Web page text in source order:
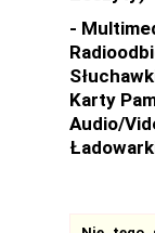
-
Karty
Audio/